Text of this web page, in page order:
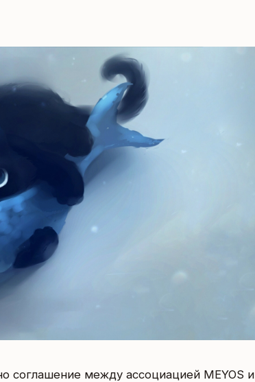
соглашение между ассоциацией MEYOS и